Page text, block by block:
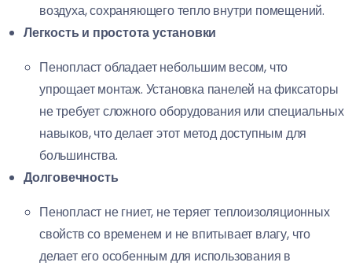
воздуха, сохраняющего тепло внутри помещений.
Легкость и простота установки
Пенопласт обладает небольшим весом, что
упрощает монтаж. Установка панелей на фиксаторы
не требует сложного оборудования или специальных
навыков, что делает этот метод доступным для
большинства.
Долговечность
Пенопласт не гниет, не теряет теплоизоляционных
свойств со временем и не впитывает влагу, что
делает его особенным для использования в